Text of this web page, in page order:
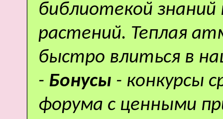
библиотекой
растений. Теплая
быстро влиться в
- Бонусы - конкурсы
форума с ценными